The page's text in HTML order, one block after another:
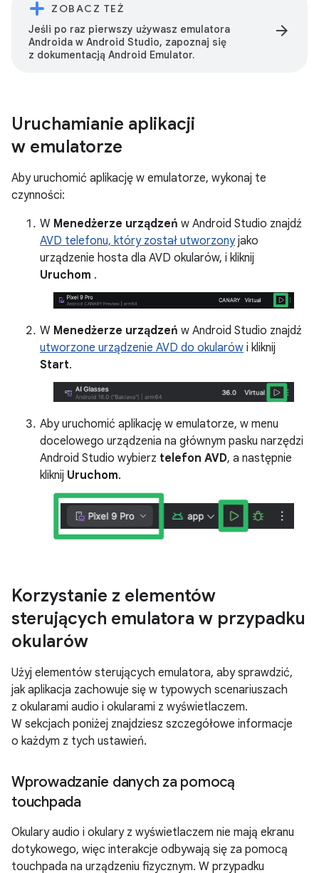
ZOBACZ TEŻ
Jeśli po raz pierwszy używasz emulatora
Androida w Android Studio, zapoznaj się
z dokumentacją Android Emulator.
arrow_forward
Uruchamianie aplikacji
w emulatorze
Aby uruchomić aplikację w emulatorze, wykonaj te
czynności:
W Menedżerze urządzeń w Android Studio znajdź
AVD telefonu, który został utworzonyjako
urządzenie hosta dla AVD okularów, i kliknij
Uruchom .
W Menedżerze urządzeń w Android Studio znajdź
utworzone urządzenie AVD do okularów i kliknij
Start.
Aby uruchomić aplikację w emulatorze, w menu
docelowego urządzenia na głównym pasku narzędzi
Android Studio wybierz telefon AVD, a następnie
kliknij Uruchom.
Korzystanie z elementów
sterujących emulatora w przypadku
okularów
Użyj elementów sterujących emulatora, aby sprawdzić,
jak aplikacja zachowuje się w typowych scenariuszach
z okularami audio i okularami z wyświetlaczem.
W sekcjach poniżej znajdziesz szczegółowe informacje
o każdym z tych ustawień.
Wprowadzanie danych za pomocą
touchpada
Okulary audio i okulary z wyświetlaczem nie mają ekranu
dotykowego, więc interakcje odbywają się za pomocą
touchpada na urządzeniu fizycznym. W przypadku